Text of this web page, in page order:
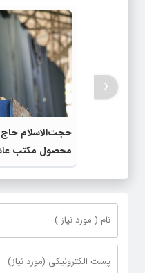
حجت‌الاسلام حاج
محصول مکتب
‹